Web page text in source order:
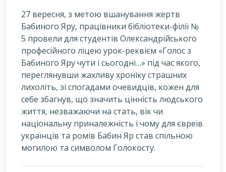
27 вересня, з метою вшанування жертв
Бабиного Яру, працівники бібліотеки-філії №
5 провели для студентів Олександрійського
професійного ліцею урок-реквієм «Голос з
Бабиного Яру чути і сьогодні…» під час якого,
переглянувши жахливу хроніку страшних
лихоліть, зі спогадами очевидців, кожен для
себе збагнув, що значить цінність людського
життя, незважаючи на стать, вік чи
національну приналежність і чому для євреїв
українців та ромів Бабин Яр став спільною
могилою та символом Голокосту.